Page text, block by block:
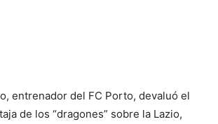
entrenador del FC Porto, devaluó el
de los “dragones” sobre la Lazio,